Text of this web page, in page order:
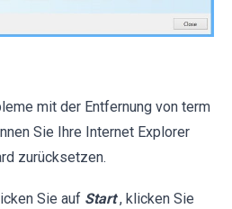
mit der Entfernung von term
Sie Ihre Internet Explorer
zurücksetzen.
Sie auf Start , klicken Sie